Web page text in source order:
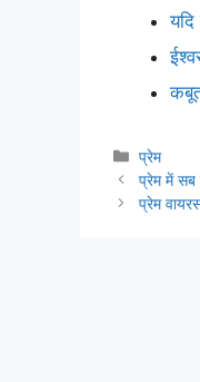
प्रेम
प्रेम में सब
प्रेम